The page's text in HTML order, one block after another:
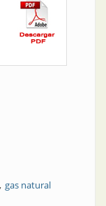
gas natural